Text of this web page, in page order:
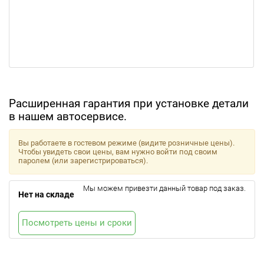
Расширенная гарантия при установке детали
в нашем автосервисе.
Вы работаете в гостевом режиме (видите розничные цены).
Чтобы увидеть свои цены, вам нужно войти под своим
паролем (или зарегистрироваться).
Нет на складе
Мы можем привезти данный товар под заказ.
Посмотреть цены и сроки